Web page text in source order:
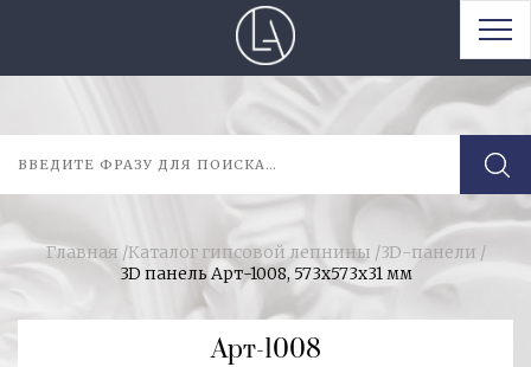
Главная /Каталог гипсовой лепнины /3D-панели /
3D панель Арт-1008, 573х573х31 мм
Арт-1008